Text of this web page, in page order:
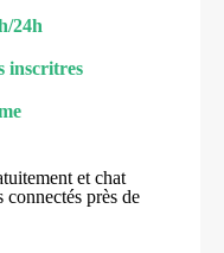
24h
inscritres
et chat
connectés près de